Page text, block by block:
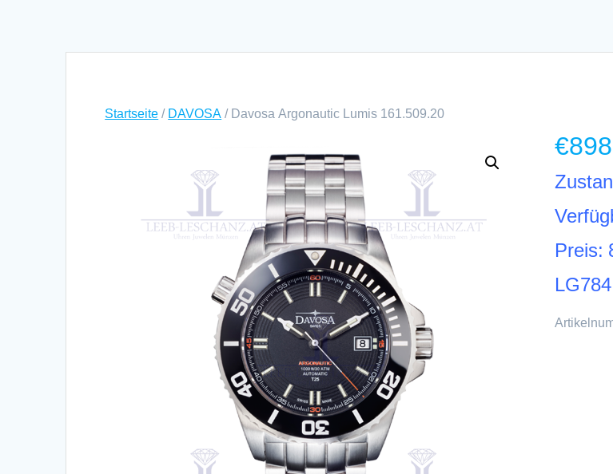
Startseite/DAVOSA/ Davosa Argonautic Lumis 161.509.20
€
Preis:
LG784